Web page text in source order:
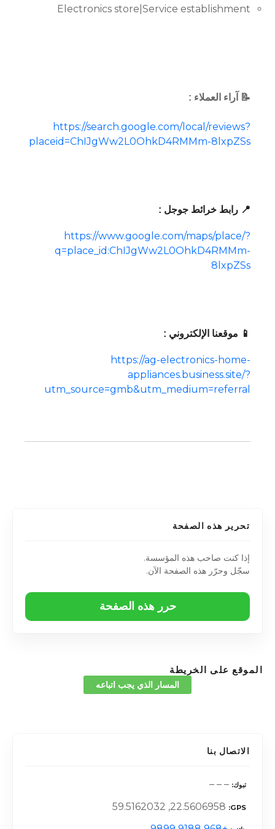
Electronics store|Service establishment
📝 آراء العملاء :
https://search.google.com/local/reviews?
placeid=ChIJgWw2L0OhkD4RMMm-8lxpZSs
📍 رابط خرائط جوجل :
https://www.google.com/maps/place/?
q=place_id:ChIJgWw2L0OhkD4RMMm-
8lxpZSs
📱 موقعنا الإلكتروني :
https://ag-electronics-home-
appliances.business.site/?
utm_source=gmb&utm_medium=referral
تحرير هذه الصفحة
إذا كنت صاحب هذه المؤسسة.
سجّل وحرّر هذه الصفحة الآن.
حرر هذه الصفحة
الموقع على الخريطة
المسار الذي يجب اتباعه
الاتصال بنا
تبوك – – –
GPS
22.5606958, 59.5162032